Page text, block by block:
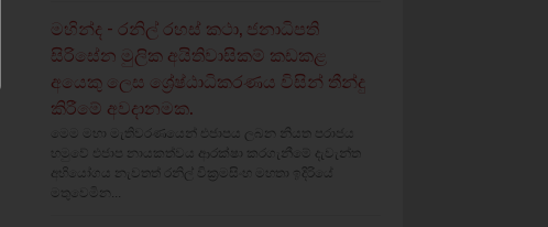
මහින්ද - රනිල් රහස් කථා, ජනාධිපති
සිරිසේන මුලික අයිතිවාසිකම් කඩකළ
අයෙකු ලෙස ශ්‍රේෂ්ඨාධිකරණය විසින් තීන්දු
කිරීමේ අවදානමක.
මෙම මහා මැතිවරණයෙන් එජාපය ලබන නියත පරාජය
හමුවේ එජාප නායකත්වය ආරක්ෂා කරගැනීමේ දැවැන්ත
අභියෝගය නැවතත් රනිල් වික්‍රමසිංහ මහතා ඉදිරියේ
මතුවෙමින...